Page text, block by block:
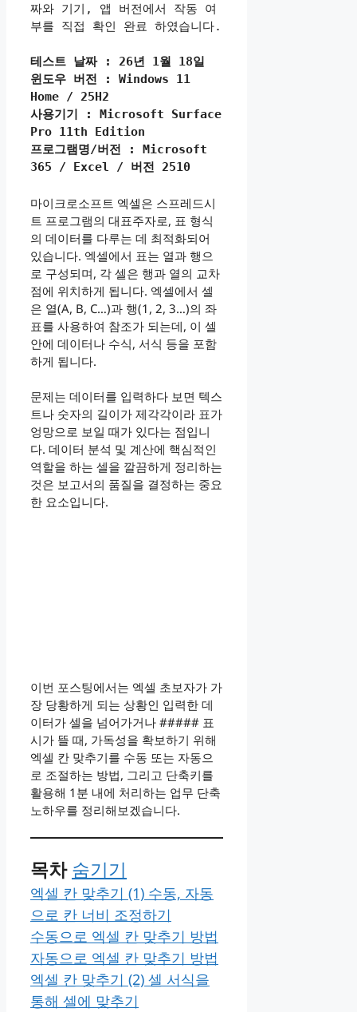
짜와 기기, 앱 버전에서 작동 여
부를 직접 확인 완료 하였습니다.
테스트 날짜 : 26년 1월 18일
윈도우 버전 : Windows 11
Home / 25H2
사용기기 : Microsoft Surface
Pro 11th Edition
프로그램명/버전 : Microsoft
365 / Excel / 버전 2510
마이크로소프트 엑셀은 스프레드시
트 프로그램의 대표주자로, 표 형식
의 데이터를 다루는 데 최적화되어
있습니다. 엑셀에서 표는 열과 행으
로 구성되며, 각 셀은 행과 열의 교차
점에 위치하게 됩니다. 엑셀에서 셀
은 열(A, B, C…)과 행(1, 2, 3…)의 좌
표를 사용하여 참조가 되는데, 이 셀
안에 데이터나 수식, 서식 등을 포함
하게 됩니다.
문제는 데이터를 입력하다 보면 텍스
트나 숫자의 길이가 제각각이라 표가
엉망으로 보일 때가 있다는 점입니
다. 데이터 분석 및 계산에 핵심적인
역할을 하는 셀을 깔끔하게 정리하는
것은 보고서의 품질을 결정하는 중요
한 요소입니다.
이번 포스팅에서는 엑셀 초보자가 가
장 당황하게 되는 상황인 입력한 데
이터가 셀을 넘어가거나 ##### 표
시가 뜰 때, 가독성을 확보하기 위해
엑셀 칸 맞추기를 수동 또는 자동으
로 조절하는 방법, 그리고 단축키를
활용해 1분 내에 처리하는 업무 단축
노하우를 정리해보겠습니다.
목차 숨기기
​엑셀 칸 맞추기 (1) 수동, 자동
으로 칸 너비 조정하기
수동으로 엑셀 칸 맞추기 방법
자동으로 엑셀 칸 맞추기 방법
​​엑셀 칸 맞추기 (2) 셀 서식을
통해 셀에 맞추기